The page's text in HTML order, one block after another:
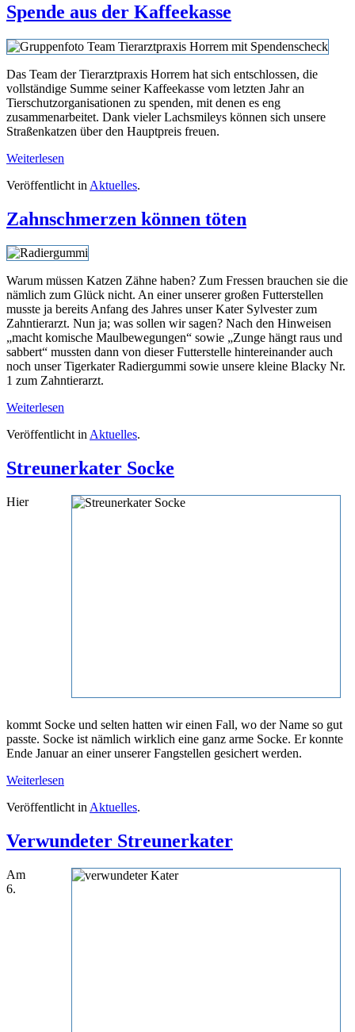
Spende aus der Kaffeekasse
Das Team der Tierarztpraxis Horrem hat sich entschlossen, die
vollständige Summe seiner Kaffeekasse vom letzten Jahr an
Tierschutzorganisationen zu spenden, mit denen es eng
zusammenarbeitet. Dank vieler Lachsmileys können sich unsere
Straßenkatzen über den Hauptpreis freuen.
Weiterlesen
Veröffentlicht in Aktuelles.
Zahnschmerzen können töten
Warum müssen Katzen Zähne haben? Zum Fressen brauchen sie die
nämlich zum Glück nicht. An einer unserer großen Futterstellen
musste ja bereits Anfang des Jahres unser Kater Sylvester zum
Zahntierarzt. Nun ja; was sollen wir sagen? Nach den Hinweisen
„macht komische Maulbewegungen“ sowie „Zunge hängt raus und
sabbert“ mussten dann von dieser Futterstelle hintereinander auch
noch unser Tigerkater Radiergummi sowie unsere kleine Blacky Nr.
1 zum Zahntierarzt.
Weiterlesen
Veröffentlicht inAktuelles.
Streunerkater Socke
Hier
kommt Socke und selten hatten wir einen Fall, wo der Name so gut
passte. Socke ist nämlich wirklich eine ganz arme Socke. Er konnte
Ende Januar an einer unserer Fangstellen gesichert werden.
Weiterlesen
Veröffentlicht in Aktuelles.
Verwundeter Streunerkater
Am
6.